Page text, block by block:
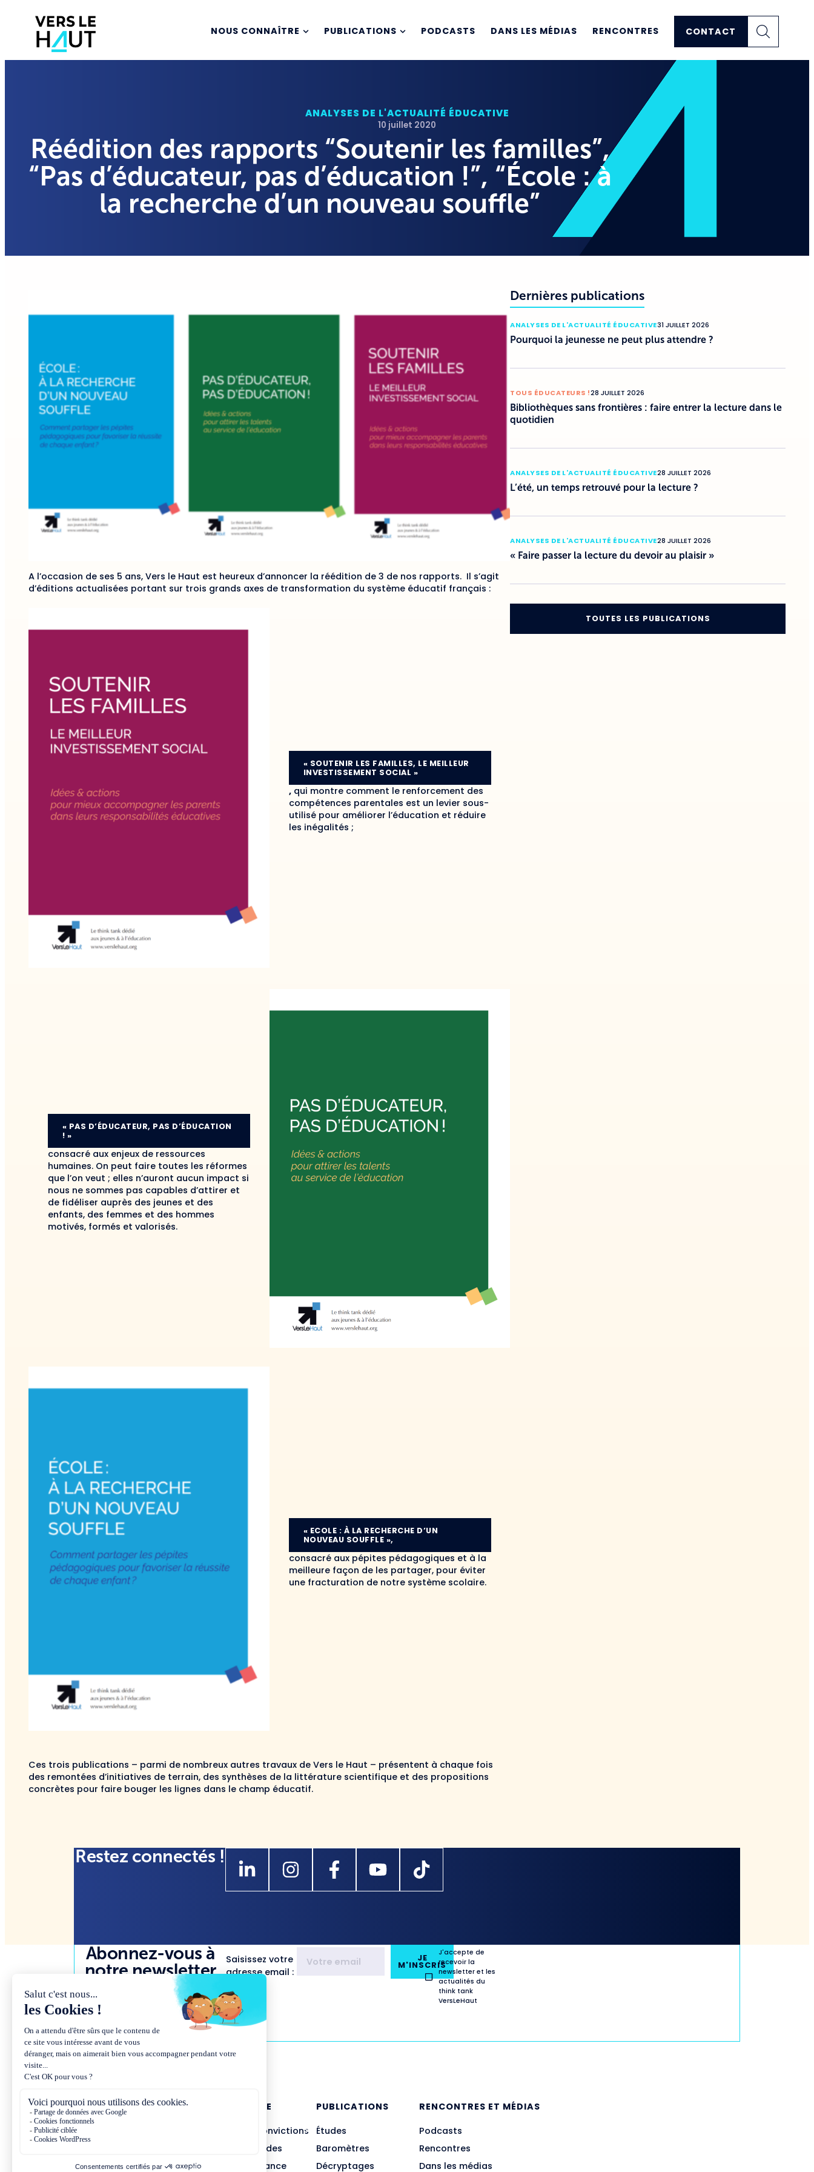
NOUS CONNAÎTRE PUBLICATIONS PODCASTS DANS LES MÉDIAS RENCONTRES CONTACT
ANALYSES DE L'ACTUALITÉ ÉDUCATIVE
10 juillet 2020
Réédition des rapports “Soutenir les familles”,
“Pas d’éducateur, pas d’éducation !”, “École : à
la recherche d’un nouveau souffle”
A l’occasion de ses 5 ans, Vers le Haut est heureux d’annoncer la réédition de 3 de nos rapports. Il s’agit
d’éditions actualisées portant sur trois grands axes de transformation du système éducatif français :
« SOUTENIR LES FAMILLES, LE MEILLEUR
INVESTISSEMENT SOCIAL »
,qui montre comment le renforcement des
compétences parentales est un levier sous-
utilisé pour améliorer l’éducation et réduire
les inégalités ;
« PAS D’ÉDUCATEUR, PAS D’ÉDUCATION
! »
consacré aux enjeux de ressources
humaines. On peut faire toutes les réformes
que l’on veut ; elles n’auront aucun impact si
nous ne sommes pas capables d’attirer et
de fidéliser auprès des jeunes et des
enfants, des femmes et des hommes
motivés, formés et valorisés.
« ECOLE : À LA RECHERCHE D’UN
NOUVEAU SOUFFLE »,
consacré aux pépites pédagogiques et à la
meilleure façon de les partager, pour éviter
une fracturation de notre système scolaire.
Ces trois publications – parmi de nombreux autres travaux de Vers le Haut – présentent à chaque fois
des remontées d’initiatives de terrain, des synthèses de la littérature scientifique et des propositions
concrètes pour faire bouger les lignes dans le champ éducatif.
Dernières publications
ANALYSES DE L'ACTUALITÉ ÉDUCATIVE31 JUILLET 2026
Pourquoi la jeunesse ne peut plus attendre ?
TOUS ÉDUCATEURS !28 JUILLET 2026
Bibliothèques sans frontières : faire entrer la lecture dans le
quotidien
ANALYSES DE L'ACTUALITÉ ÉDUCATIVE28 JUILLET 2026
L’été, un temps retrouvé pour la lecture ?
ANALYSES DE L'ACTUALITÉ ÉDUCATIVE28 JUILLET 2026
« Faire passer la lecture du devoir au plaisir »
TOUTES LES PUBLICATIONS
Restez connectés !
Abonnez-vous à
notre newsletter
Saisissez votre
adresse email :
JE
M'INSCRIS
J'accepte de
recevoir la
newsletter et les
actualités du
think tank
VersLeHaut
NOUS CONNAÎTRE
Présentation et convictions
Missions et méthodes
Équipe et gouvernance
PUBLICATIONS
Études
Baromètres
Décryptages
RENCONTRES ET MÉDIAS
Podcasts
Rencontres
Dans les médias